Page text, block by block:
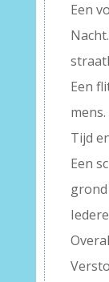
Een
Een
mens.
Tijd
Een